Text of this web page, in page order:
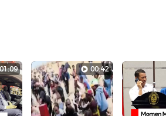
01:09 00:42